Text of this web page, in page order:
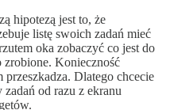
hipotezą jest to, że
listę swoich zadań mieć
oka zobaczyć co jest do
zrobione. Konieczność
Dlatego chcecie
od razu z ekranu